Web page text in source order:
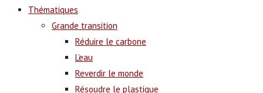
Thématiques
Grande transition
Réduire le carbone
L’eau
Reverdir le monde
Résoudre le plastique